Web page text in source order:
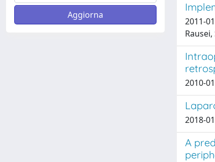
2011-
Rausei,
2010-
2018-
A